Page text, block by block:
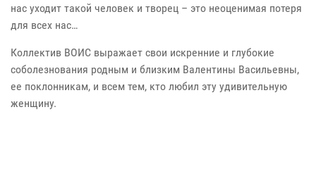
нас уходит такой человек и творец – это неоценимая потеря
для всех нас…
Коллектив ВОИС выражает свои искренние и глубокие
соболезнования родным и близким Валентины Васильевны,
ее поклонникам, и всем тем, кто любил эту удивительную
женщину.